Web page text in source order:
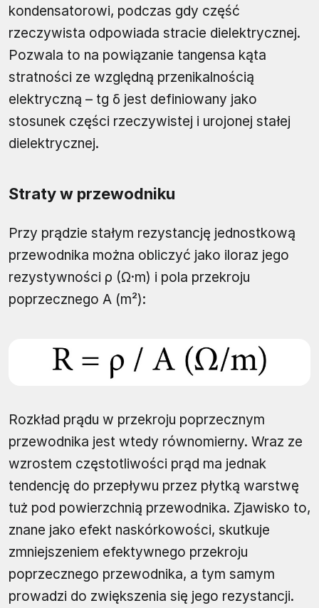
kondensatorowi, podczas gdy część
rzeczywista odpowiada stracie dielektrycznej.
Pozwala to na powiązanie tangensa kąta
stratności ze względną przenikalnością
elektryczną – tg δ jest definiowany jako
stosunek części rzeczywistej i urojonej stałej
dielektrycznej.
Straty w przewodniku
Przy prądzie stałym rezystancję jednostkową
przewodnika można obliczyć jako iloraz jego
rezystywności ρ (Ω·m) i pola przekroju
poprzecznego A (m²):
Rozkład prądu w przekroju poprzecznym
przewodnika jest wtedy równomierny. Wraz ze
wzrostem częstotliwości prąd ma jednak
tendencję do przepływu przez płytką warstwę
tuż pod powierzchnią przewodnika. Zjawisko to,
znane jako efekt naskórkowości, skutkuje
zmniejszeniem efektywnego przekroju
poprzecznego przewodnika, a tym samym
prowadzi do zwiększenia się jego rezystancji.